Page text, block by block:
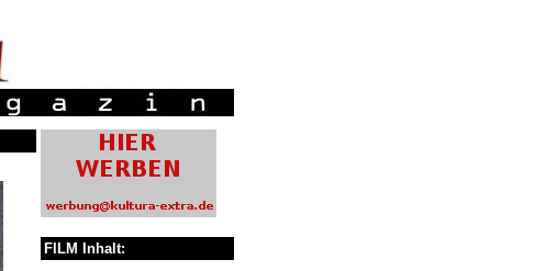
FILM Inhalt: